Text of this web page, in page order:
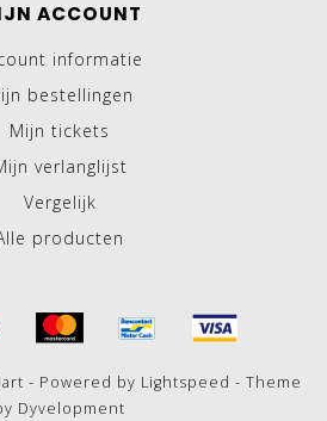
ACCOUNT
informatie
bestellingen
Mijn tickets
verlanglijst
Vergelijk
producten
- Powered by Lightspeed - Theme
Dyvelopment